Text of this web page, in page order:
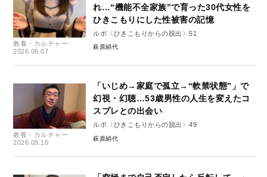
教養・カルチャー
2026.06.07
れ…“機能不全家族”で育った30代女性を
ひきこもりにした性被害の記憶
ルポ〈ひきこもりからの脱出〉51
萩原絹代
教養・カルチャー
2026.05.10
「いじめ→家庭で孤立→“軟禁状態”」で
幻視・幻聴…53歳男性の人生を変えたコ
スプレとの出会い
ルポ〈ひきこもりからの脱出〉49
萩原絹代